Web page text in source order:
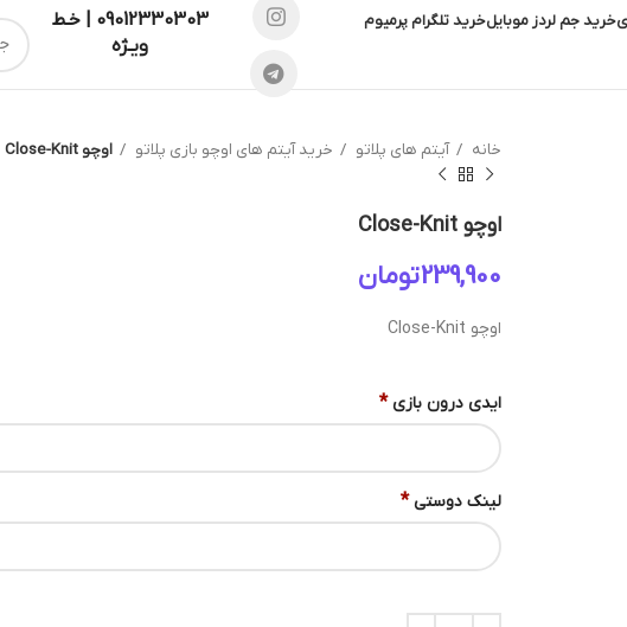
خرید جم لردز موبایلخرید تلگرام پرمیوم
09012330303 | خـط
ویـژه
خانه آیتم های پلاتو خرید آیتم های اوچو بازی پلاتو اوچو Close-Knit
اوچو Close-Knit
تومان
اوچو Close-Knit
ایدی درون بازی *
لینک دوستی *